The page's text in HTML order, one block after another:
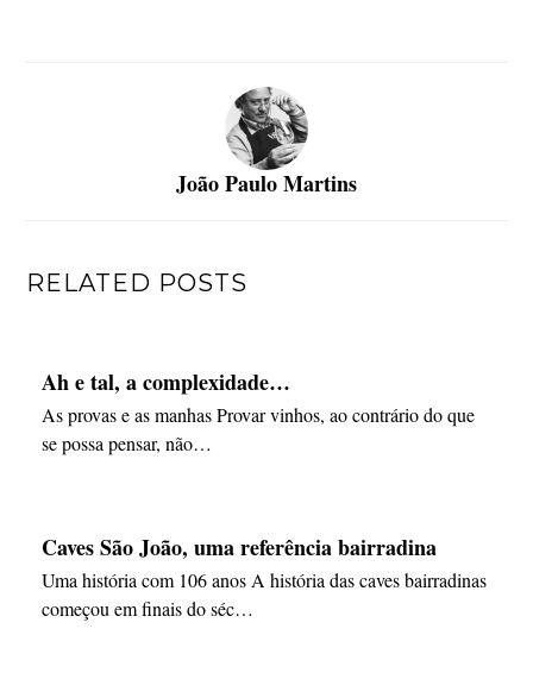
João Paulo Martins
RELATED POSTS
Ah e tal, a complexidade…
As provas e as manhas Provar vinhos, ao contrário do que
se possa pensar, não…
Caves São João, uma referência bairradina
Uma história com 106 anos A história das caves bairradinas
começou em finais do séc…